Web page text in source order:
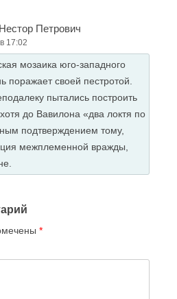
Петрович
17:02
мозаика юго-западного
поражает своей пестротой.
пытались построить
до Вавилона «два локтя по
подтверждением тому,
межплеменной вражды,
*